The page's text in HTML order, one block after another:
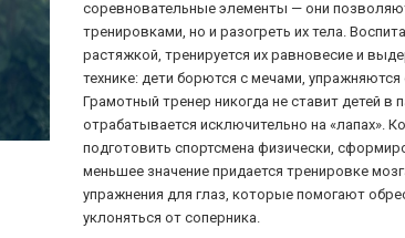
соревновательные элементы — они
тренировками, но и разогреть их тела.
растяжкой, тренируется их равновесие и
технике: дети борются с мечами,
Грамотный тренер никогда не ставит детей в
отрабатывается исключительно на «лапах».
подготовить спортсмена физически,
меньшее значение придается тренировке
упражнения для глаз, которые помогают
уклоняться от соперника.